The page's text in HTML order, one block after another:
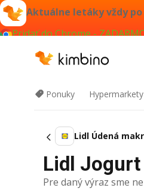
Aktuálne letáky vždy
Pridať do Chrome -
Ponuky Hypermarkety
Lidl Údená
Lidl
Pre daný výraz sme